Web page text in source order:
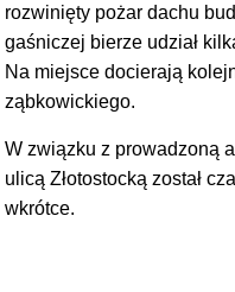
rozwinięty pożar dachu
gaśniczej bierze udział
Na miejsce docierają
ząbkowickiego.
W związku z prowadzoną
ulicą Złotostocką został
wkrótce.